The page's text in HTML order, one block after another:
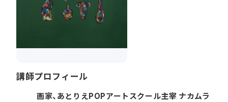
講師プロフィール
画家、あとりえPOPアートスクール主宰 ナカムラ